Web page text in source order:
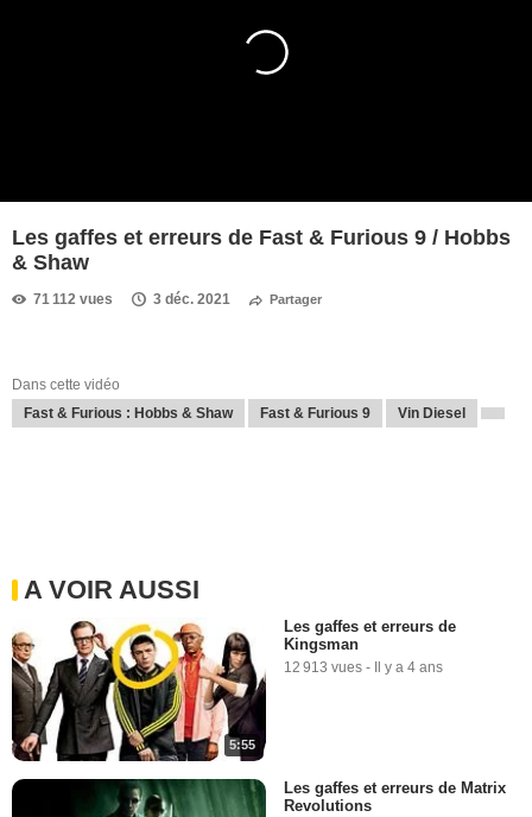
Les gaffes et erreurs de Fast & Furious 9 / Hobbs
& Shaw
71 112 vues 3 déc. 2021 Partager
Dans cette vidéo
Fast & Furious : Hobbs & Shaw
Fast & Furious 9 Vin Diesel
A VOIR AUSSI
5:55
Les gaffes et erreurs de
Kingsman
12 913 vues - Il y a 4 ans
Les gaffes et erreurs de Matrix
Revolutions